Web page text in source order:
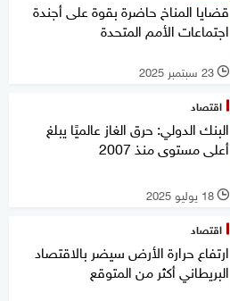
قضايا المناخ حاضرة بقوة على أجندة
اجتماعات الأمم المتحدة
l 23 سبتمبر 2025
اقتصاد
البنك الدولي: حرق الغاز عالميًا يبلغ
أعلى مستوى منذ 2007
l 18 يوليو 2025
اقتصاد
ارتفاع حرارة الأرض سيضر بالاقتصاد
البريطاني أكثر من المتوقع